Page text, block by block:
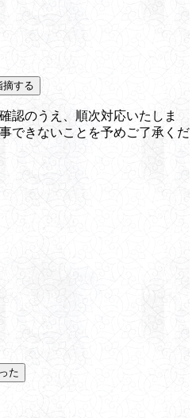
摘する
認のうえ、順次対応いたしま
できないことを予めご了承くだ
た